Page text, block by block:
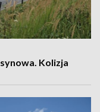
Kolizja